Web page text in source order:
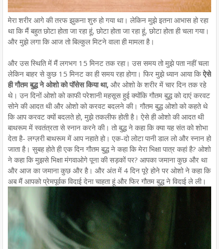
मेरा शरीर आगे की तरफ झुकना शुरु हो गया था। लेकिन मुझे इतना आभास हो रहा
था कि मैं बहुत छोटा होता जा रहा हूं, छोटा होता जा रहा हूं, छोटा होता ही चला गया।
और मुझे लगा कि आज तो बिल्कुल मिटने वाला ही मामला है।
और उस स्थिति में मैं लगभग 15 मिनट तक रहा। उस समय तो मुझे पता नहीं चला
लेकिन बाहर से कुछ 15 मिनट का ही समय रहा होगा। फिर मुझे ध्यान आया किऐसे
ही गौतम बुद्ध ने ओशो को पॉसेस किया था, और ओशो के शरीर में चार दिन तक रहे
थे। उन दिनों ओशो को काफी परेशानी महसूस हुई क्योंकि गौतम बुद्ध को दाएं करवट
सोने की आदत थी और ओशो को करवट बदलने की। गौतम बुद्ध ओशो को कहते थे
कि आप करवट क्यों बदलते हो, मुझे तकलीफ होती है। ऐसे ही ओशो की आदत थी
बाथरूम में स्वतंत्रता से स्नान करने की। तो बुद्ध ने कहा कि क्या यह संत को शोभा
देता है- लग्ज़री बाथरूम में आप नहाते हो। एक-दो लोटा पानी डाल लो और स्नान हो
जाता है। सुबह होते ही एक दिन गौतम बुद्ध ने कहा कि मेरा भिक्षा पात्र कहां है? ओशो
ने कहा कि मुझसे भिक्षा मंगवाओगे पूना की सड़कों पर? आपका जमाना कुछ और था
और आज का जमाना कुछ और है। और अंत में 4 दिन पूरे होने पर ओशो ने कहा कि
अब मैं आपको प्रेमपूर्वक विदाई देना चाहता हूं और फिर गौतम बुद्ध ने विदाई ले ली।